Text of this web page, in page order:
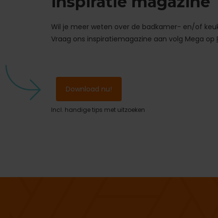
Wil je meer weten over de badkamer- en/of
Vraag ons inspiratiemagazine aan volg Mega op
Download nu!
Incl. handige tips met uitzoeken